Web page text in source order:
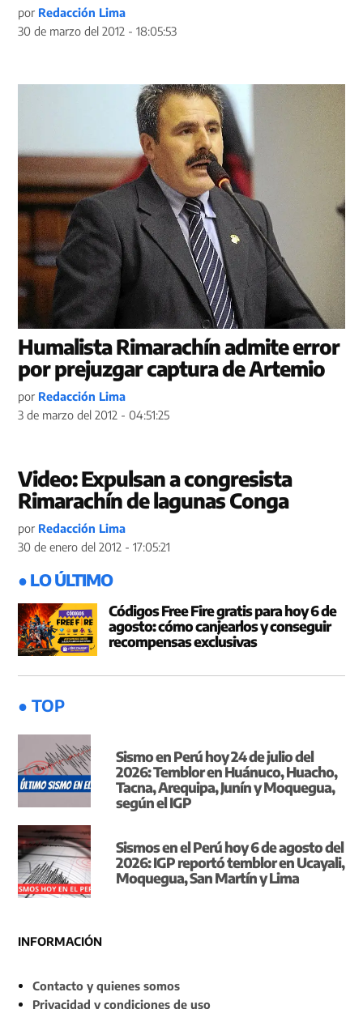
por Redacción Lima
30 de marzo del 2012 - 18:05:53
Humalista Rimarachín admite error
por prejuzgar captura de Artemio
por Redacción Lima
3 de marzo del 2012 - 04:51:25
Video: Expulsan a congresista
Rimarachín de lagunas Conga
por Redacción Lima
30 de enero del 2012 - 17:05:21
● LO ÚLTIMO
Códigos Free Fire gratis para hoy 6 de
agosto: cómo canjearlos y conseguir
recompensas exclusivas
● TOP
Sismo en Perú hoy 24 de julio del
2026: Temblor en Huánuco, Huacho,
Tacna, Arequipa, Junín y Moquegua,
según el IGP
Sismos en el Perú hoy 6 de agosto del
2026: IGP reportó temblor en Ucayali,
Moquegua, San Martín y Lima
INFORMACIÓN
Contacto y quienes somos
Privacidad y condiciones de uso